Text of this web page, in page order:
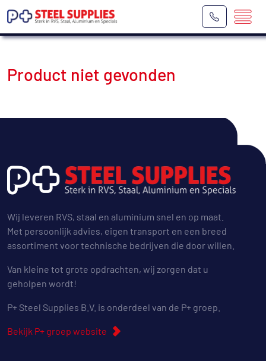
Product niet gevonden
Wij leveren RVS, staal en aluminium snel en op maat.
Met persoonlijk advies, eigen transport en een breed
assortiment voor technische bedrijven die door willen.
Van kleine tot grote opdrachten, wij zorgen dat u
geholpen wordt!
P+ Steel Supplies B.V. is onderdeel van de P+ groep.
Bekijk P+ groep website